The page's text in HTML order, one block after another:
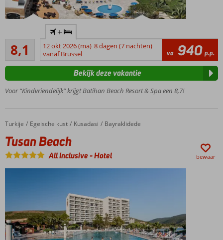
het
strand
Diverse
Zwembad
glijbanen
Entertainment
oud
8,1Zeer goed
35
beoordelingen
+
12 okt 2026 (ma) 8 dagen (7 nachten)
vanaf Brussel
va 940 p.p.
Voor “Kindvriendelijk” krijgt Batihan Beach Resort & Spa een 8,7!
Bekijk deze vakantie
Home
Turkije Egeische kust Kusadasi Bayraklidede
Tusan Beach
Tusan Beach
All Inclusive-Hotel bewaar